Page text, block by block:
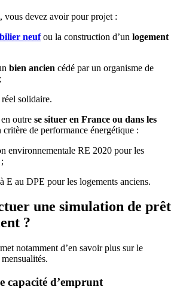
vous devez avoir pour projet :
neufou la construction d’un logement
bien ancien cédé par un organisme de
solidaire.
outre se situer en France ou dans les
critère de performance énergétique :
environnementale RE 2020 pour les
E au DPE pour les logements anciens.
une simulation de prêt
?
notamment d’en savoir plus sur le
capacité d’emprunt